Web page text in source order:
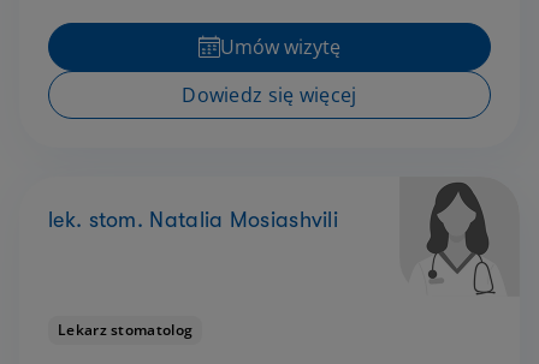
Umów wizytę
Dowiedz się więcej
lek. stom. Natalia Mosiashvili
Lekarz stomatolog